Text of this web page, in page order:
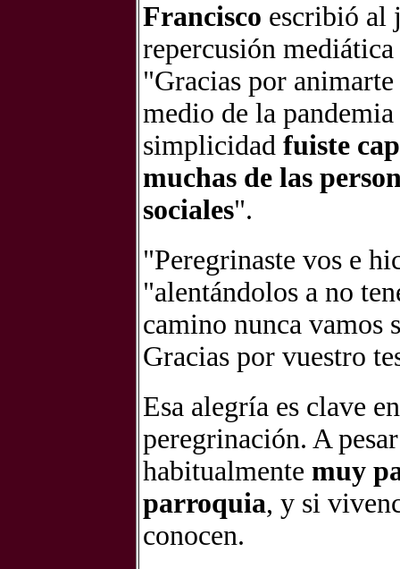
Francisco escribió al
repercusión
"Gracias por
medio de la
simplicidad fuiste
muchas de las
sociales".
"Peregrinaste vos e
"alentándolos a no
camino nunca vamos
Gracias por vuestro
Esa alegría es clave
peregrinación. A
habitualmente muy
parroquia, y si
conocen.